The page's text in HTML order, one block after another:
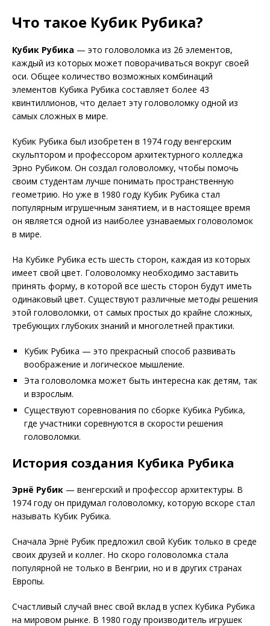
Что такое Кубик Рубика?
Кубик Рубика — это головоломка из 26 элементов,
каждый из которых может поворачиваться вокруг своей
оси. Общее количество возможных комбинаций
элементов Кубика Рубика составляет более 43
квинтиллионов, что делает эту головоломку одной из
самых сложных в мире.
Кубик Рубика был изобретен в 1974 году венгерским
скульптором и профессором архитектурного колледжа
Эрно Рубиком. Он создал головоломку, чтобы помочь
своим студентам лучше понимать пространственную
геометрию. Но уже в 1980 году Кубик Рубика стал
популярным игрушечным занятием, и в настоящее время
он является одной из наиболее узнаваемых головоломок
в мире.
На Кубике Рубика есть шесть сторон, каждая из которых
имеет свой цвет. Головоломку необходимо заставить
принять форму, в которой все шесть сторон будут иметь
одинаковый цвет. Существуют различные методы решения
этой головоломки, от самых простых до крайне сложных,
требующих глубоких знаний и многолетней практики.
Кубик Рубика — это прекрасный способ развивать
воображение и логическое мышление.
Эта головоломка может быть интересна как детям, так
и взрослым.
Существуют соревнования по сборке Кубика Рубика,
где участники соревнуются в скорости решения
головоломки.
История создания Кубика Рубика
Эрнё Рубик — венгерский и профессор архитектуры. В
1974 году он придумал головоломку, которую вскоре стал
называть Кубик Рубика.
Сначала Эрнё Рубик предложил свой Кубик только в среде
своих друзей и коллег. Но скоро головоломка стала
популярной не только в Венгрии, но и в других странах
Европы.
Счастливый случай внес свой вклад в успех Кубика Рубика
на мировом рынке. В 1980 году производитель игрушек